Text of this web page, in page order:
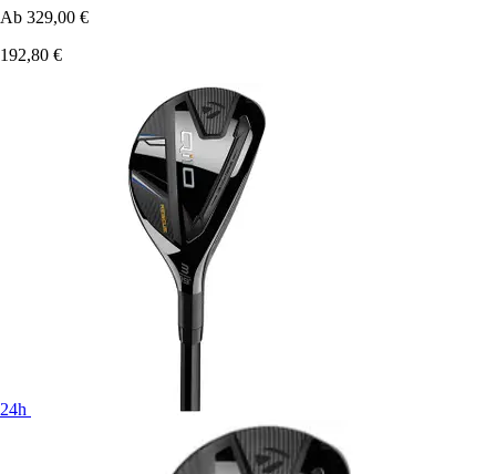
Ab 329,00 €
192,80 €
24h